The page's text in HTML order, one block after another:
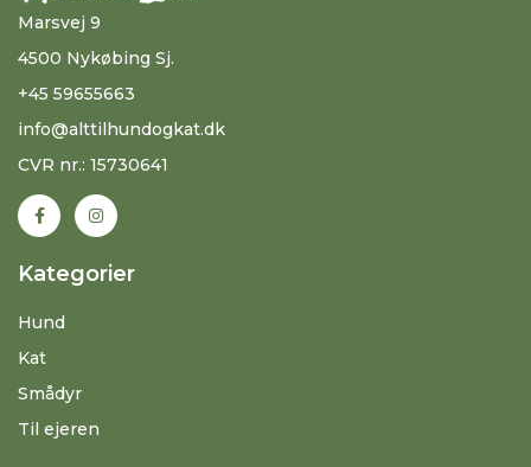
Marsvej 9
4500 Nykøbing Sj.
+45 59655663
info@alttilhundogkat.dk
CVR nr.: 15730641
Kategorier
Hund
Kat
Smådyr
Til ejeren